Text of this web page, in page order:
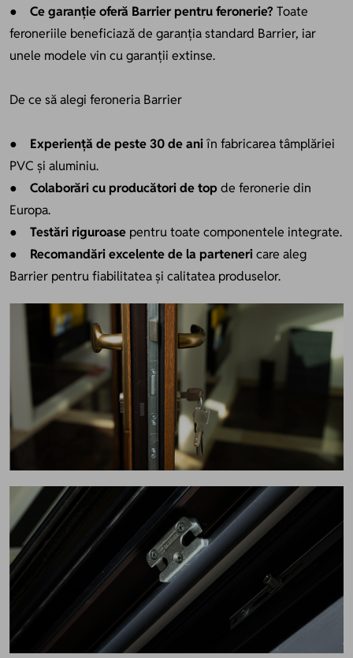
●
Ce garanție oferă Barrier pentru feronerie? Toate
feroneriile beneficiază de garanția standard Barrier, iar
unele modele vin cu garanții extinse.
De ce să alegi feroneria Barrier
● Experiență de peste 30 de aniîn fabricarea tâmplăriei
PVC și aluminiu.
● Colaborări cu producători de top de feronerie din
Europa.
● Testări riguroase pentru toate componentele integrate.
● Recomandări excelente de la partenericare aleg
Barrier pentru fiabilitatea și calitatea produselor.